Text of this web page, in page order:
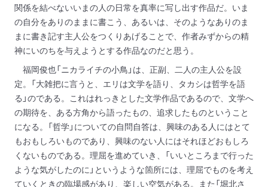
関係を結べないいまの人の日常を真率に写し出す作品だ。いま
の自分をありのままに書こう、あるいは、そのようなありのま
まに書き記す主人公をつくりあげることで、作者みずからの精
神にいのちを与えようとする作品なのだと思う。
福岡俊也「ニカライチの小鳥」は、正副、二人の主人公を設
定。「大雑把に言うと、エリは文学を語り、タカシは哲学を語
る」のである。これはれっきとした文学作品であるので、文学へ
の期待を、ある方角から語ったもの、追求したものということ
になる。「哲学」についての自問自答は、興味のある人にはとて
もおもしろいものであり、興味のない人にはそれほどおもしろ
くないものである。理屈を進めていき、「いいところまで行った
ような気がしたのに」というような箇所には、理屈でものを考え
ていくときの臨場感があり、楽しい空気がある。また「堀北さ